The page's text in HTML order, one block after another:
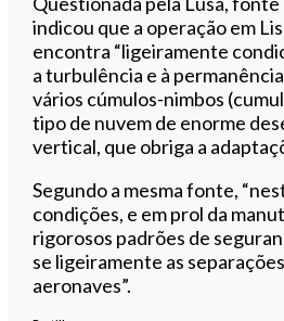
indicou que a operação em
encontra “ligeiramente
a turbulência e à
vários cúmulos-nimbos
tipo de nuvem de enorme
vertical, que obriga a
Segundo a mesma fonte,
condições, e em prol da
rigorosos padrões de
se ligeiramente as
aeronaves”.